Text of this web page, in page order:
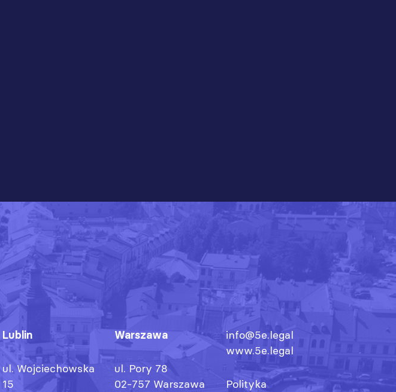
Lublin
ul. Wojciechowska
15
Warszawa
ul. Pory 78
02-757 Warszawa
info@5e.legal
www.5e.legal
Polityka